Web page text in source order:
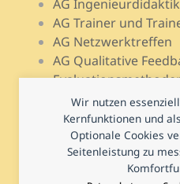
Wir nutzen
Kernfunktionen und
Optionale Cookies
Seitenleistung zu
AG Ingenieurdidaktik
AG Trainer und
AG Netzwerktreffen
AG Qualitative
AG Open Teach
AG Psychologie und
AG Prüfen und
AG
Landesnetzwerke